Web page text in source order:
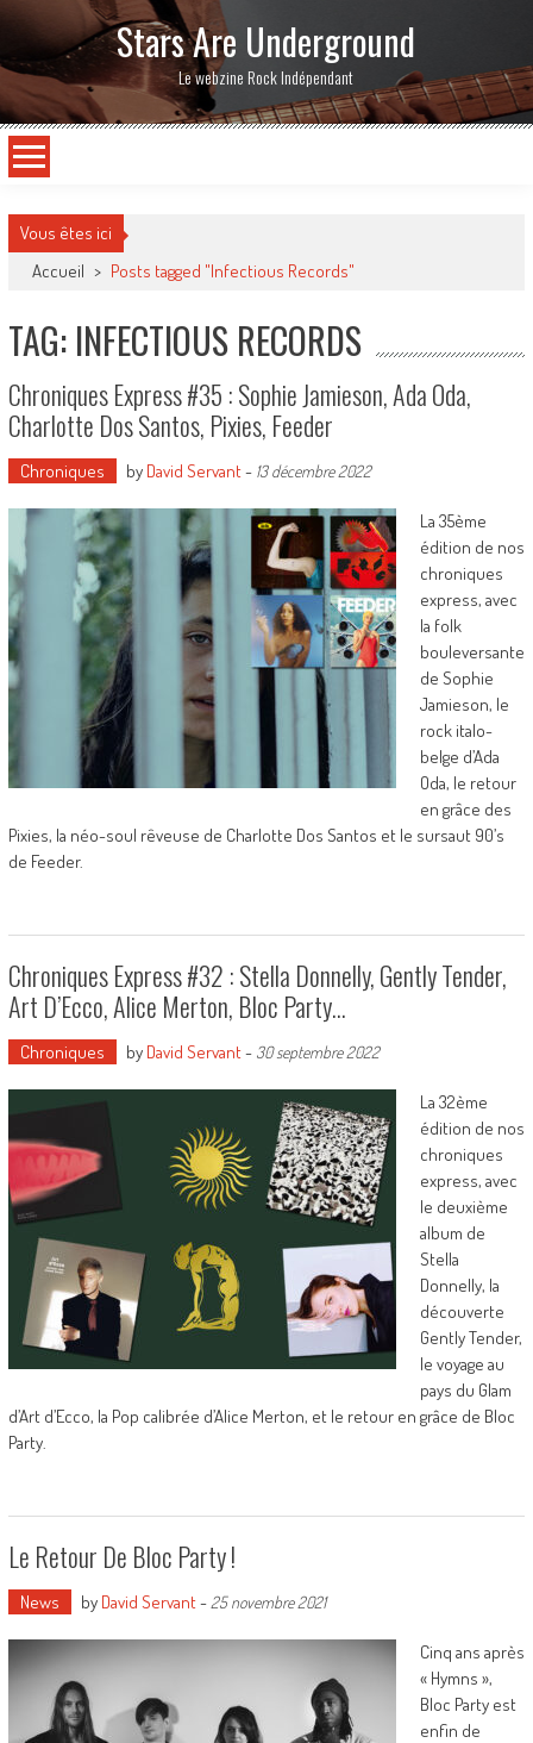
Stars Are Underground
Le webzine Rock Indépendant
Vous êtes ici
Accueil > Posts tagged "Infectious Records"
TAG: INFECTIOUS RECORDS
Chroniques Express #35 : Sophie Jamieson, Ada Oda,
Charlotte Dos Santos, Pixies, Feeder
Chroniques by David Servant- 13 décembre 2022
La 35ème
édition de nos
chroniques
express, avec
la folk
bouleversante
de Sophie
Jamieson, le
rock italo-
belge d’Ada
Oda, le retour
en grâce des
Pixies, la néo-soul rêveuse de Charlotte Dos Santos et le sursaut 90’s
de Feeder.
Chroniques Express #32 : Stella Donnelly, Gently Tender,
Art D’Ecco, Alice Merton, Bloc Party…
Chroniques by David Servant- 30 septembre 2022
La 32ème
édition de nos
chroniques
express, avec
le deuxième
album de
Stella
Donnelly, la
découverte
Gently Tender,
le voyage au
pays du Glam
d’Art d’Ecco, la Pop calibrée d’Alice Merton, et le retour en grâce de Bloc
Party.
Le Retour De Bloc Party !
News by David Servant- 25 novembre 2021
Cinq ans après
« Hymns »,
Bloc Party est
enfin de